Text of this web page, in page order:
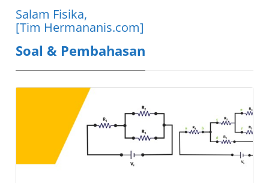
Salam Fisika,
[Tim Hermananis.com]
Soal & Pembahasan